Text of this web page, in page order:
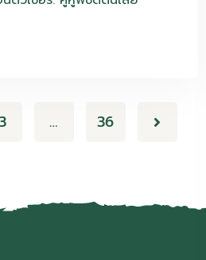
… 36